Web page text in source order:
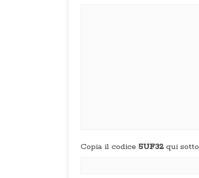
Copia il codice 5UF32 qui sotto